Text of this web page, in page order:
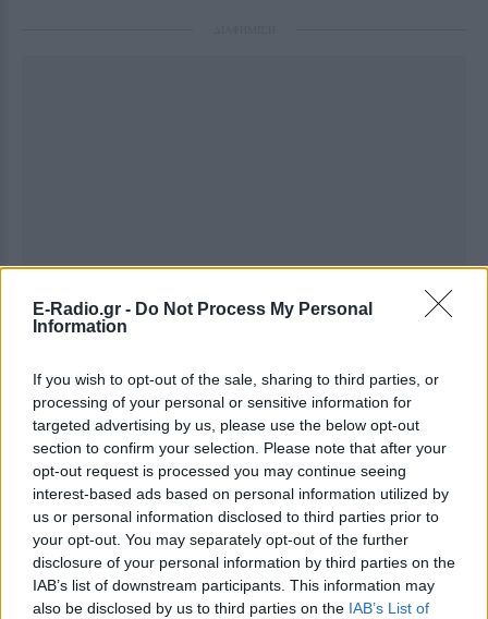
E-Radio.gr - Do Not Process My Personal
Information
If you wish to opt-out of the sale, sharing to third parties, or
processing of your personal or sensitive information for
targeted advertising by us, please use the below opt-out
section to confirm your selection. Please note that after your
opt-out request is processed you may continue seeing
interest-based ads based on personal information utilized by
us or personal information disclosed to third parties prior to
your opt-out. You may separately opt-out of the further
disclosure of your personal information by third parties on the
IAB’s list of downstream participants. This information may
also be disclosed by us to third parties on the IAB’s List of
Ακολουθήστε το E-Radio.gr στο Google News
και μάθετε πρώτοιτα πιο hot νέα.
Εσύ μπήκες στο E-Daily.gr; Τα νέα της ημέρας